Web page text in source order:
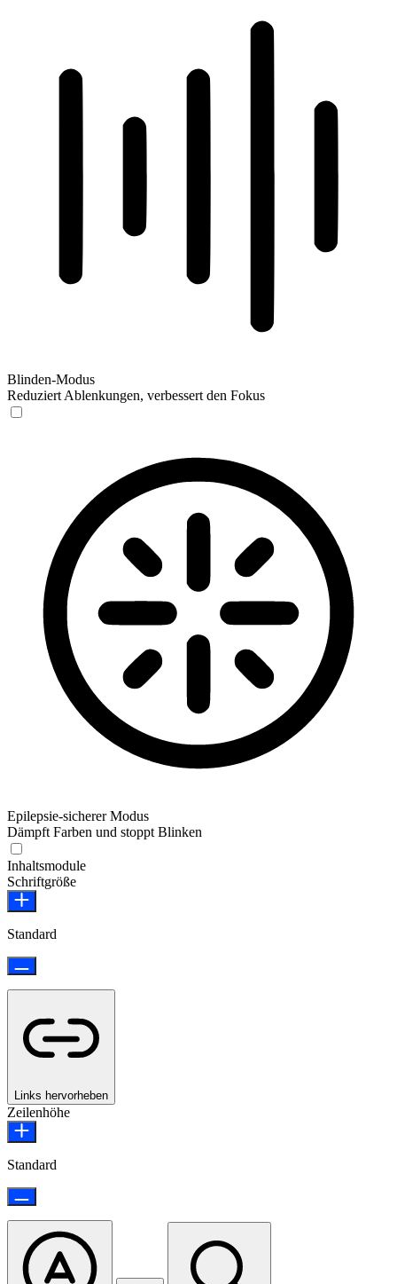
Blinden-Modus
Reduziert Ablenkungen, verbessert den Fokus
Epilepsie-sicherer Modus
Dämpft Farben und stoppt Blinken
Inhaltsmodule
Schriftgröße
Standard
Links hervorheben
Zeilenhöhe
Standard